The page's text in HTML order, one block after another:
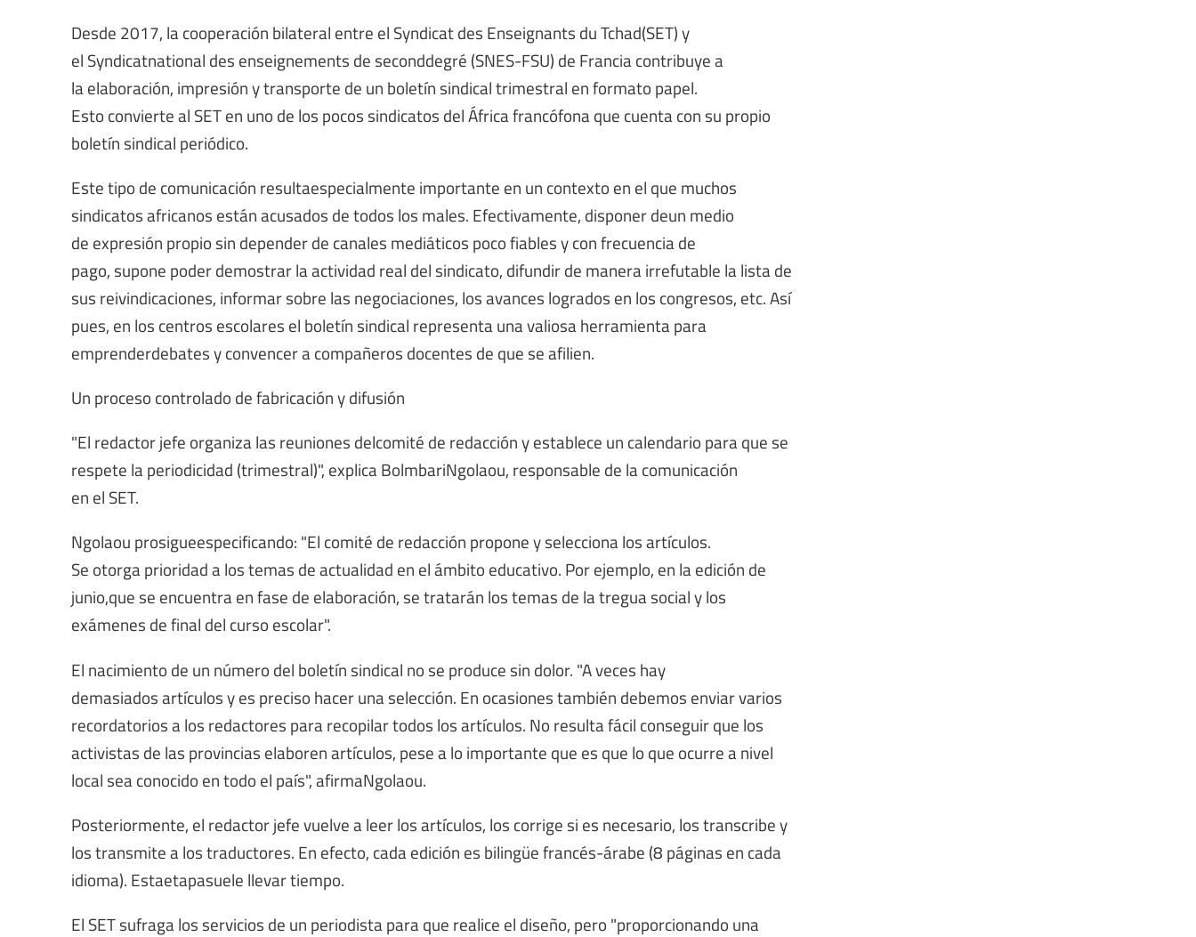
Desde 2017, la cooperación bilateral entre el Syndicat des Enseignants du Tchad(SET) y
el Syndicatnational des enseignements de seconddegré (SNES-FSU) de Francia contribuye a
la elaboración, impresión y transporte de un boletín sindical trimestral en formato papel.
Esto convierte al SET en uno de los pocos sindicatos del África francófona que cuenta con su propio
boletín sindical periódico.
Este tipo de comunicación resultaespecialmente importante en un contexto en el que muchos
sindicatos africanos están acusados ​​de todos los males. Efectivamente, disponer deun medio
de expresión propio sin depender de canales mediáticos poco fiables y con frecuencia de
pago, supone poder demostrar la actividad real del sindicato, difundir de manera irrefutable la lista de
sus reivindicaciones, informar sobre las negociaciones, los avances logrados en los congresos, etc. Así
pues, en los centros escolares el boletín sindical representa una valiosa herramienta para
emprenderdebates y convencer a compañeros docentes de que se afilien.
Un proceso controlado de fabricación y difusión
"El redactor jefe organiza las reuniones delcomité de redacción y establece un calendario para que se
respete la periodicidad (trimestral)", explica BolmbariNgolaou, responsable de la comunicación
en el SET.
Ngolaou prosigueespecificando: "El comité de redacción propone y selecciona los artículos.
Se otorga prioridad a los temas de actualidad en el ámbito educativo. Por ejemplo, en la edición de
junio,que se encuentra en fase de elaboración, se tratarán los temas de la tregua social y los
exámenes de final del curso escolar".
El nacimiento de un número del boletín sindical no se produce sin dolor. "A veces hay
demasiados artículos y es preciso hacer una selección. En ocasiones también debemos enviar varios
recordatorios a los redactores para recopilar todos los artículos. No resulta fácil conseguir que los
activistas de las provincias elaboren artículos, pese a lo importante que es que lo que ocurre a nivel
local sea conocido en todo el país", afirmaNgolaou.
Posteriormente, el redactor jefe vuelve a leer los artículos, los corrige si es necesario, los transcribe y
los transmite a los traductores. En efecto, cada edición es bilingüe francés-árabe (8 páginas en cada
idioma). Estaetapasuele llevar tiempo.
El SET sufraga los servicios de un periodista para que realice el diseño, pero "proporcionando una